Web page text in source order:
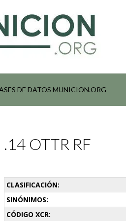
DE DATOS MUNICION.ORG
.14 OTTR RF
CLASIFICACIÓN:
SINÓNIMOS:
CÓDIGO XCR: